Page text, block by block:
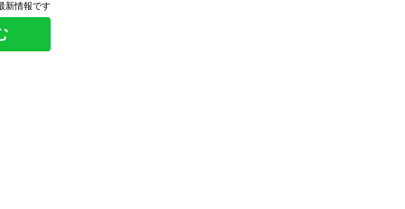
新情報です